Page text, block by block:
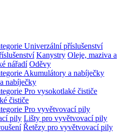
Kanystry Oleje, maziva a
nářadí Oděvy
nabíječky
čističe
pily Lišty pro vyvětvovací pily
Řetězy pro vyvětvovací pily